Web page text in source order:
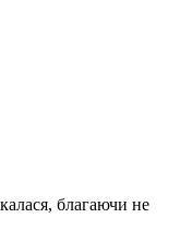
благаючи не